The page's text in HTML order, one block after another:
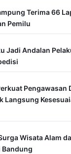
Terima 66
Pemilu
Jadi Andalan
Pengawasan
Langsung
Wisata Alam
Bandung